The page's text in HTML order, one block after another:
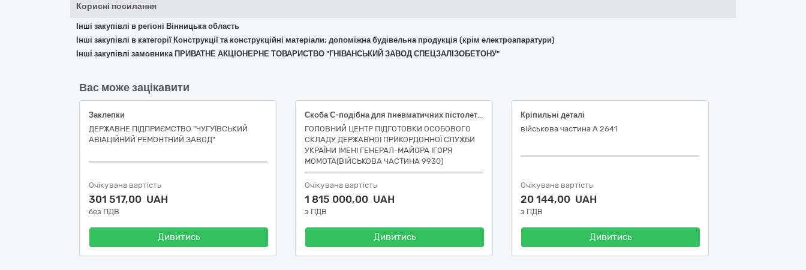
Корисні посилання
Інші закупівлі в регіоні Вінницька область
Інші закупівлі в категорії Конструкції та конструкційні матеріали; допоміжна будівельна продукція (крім електроапаратури)
Інші закупівлі замовника ПРИВАТНЕ АКЦІОНЕРНЕ ТОВАРИСТВО "ГНІВАНСЬКИЙ ЗАВОД СПЕЦЗАЛІЗОБЕТОНУ"
Вас може зацікавити
Заклепки
ДЕРЖАВНЕ ПІДПРИЄМСТВО "ЧУГУЇВСЬКИЙ
АВІАЦІЙНИЙ РЕМОНТНИЙ ЗАВОД"
Очікувана вартість
301 517,00 UAH
без ПДВ
Дивитись
Скоба С-подібна для пневматичних пістолетів
ГОЛОВНИЙ ЦЕНТР ПІДГОТОВКИ ОСОБОВОГО
СКЛАДУ ДЕРЖАВНОЇ ПРИКОРДОННОЇ СЛУЖБИ
УКРАЇНИ ІМЕНІ ГЕНЕРАЛ-МАЙОРА ІГОРЯ
МОМОТА(ВІЙСЬКОВА ЧАСТИНА 9930)
Очікувана вартість
1 815 000,00 UAH
з ПДВ
Дивитись
Кріпильні деталі
військова частина А 2641
Очікувана вартість
20 144,00 UAH
з ПДВ
Дивитись